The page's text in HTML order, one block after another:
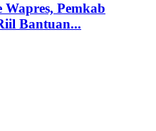
Pemkab
Bantuan...